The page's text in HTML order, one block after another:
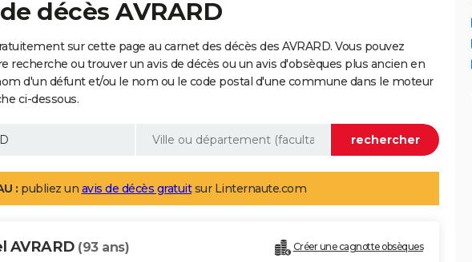
décès AVRARD
sur cette page au carnet des décès des AVRARD. Vous pouvez
recherche ou trouver un avis de décès ou un avis d'obsèques plus ancien en
d'un défunt et/ou le nom ou le code postal d'une commune dans le moteur
ci-dessous.
: publiez un avis de décès gratuitsur Linternaute.com
AVRARD (93 ans) Créer une cagnotte obsèques